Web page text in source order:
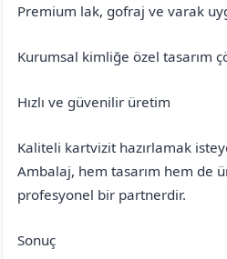
Premium lak, gofraj ve varak
Kurumsal kimliğe özel tasarım
Hızlı ve güvenilir üretim
Kaliteli kartvizit hazırlamak
Ambalaj, hem tasarım hem de
profesyonel bir partnerdir.
Sonuç